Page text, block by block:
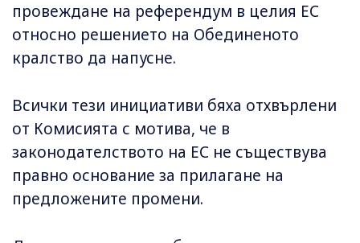
провеждане на референдум в целия ЕС
относно решението на Обединеното
кралство да напусне.
Всички тези инициативи бяха отхвърлени
от Комисията с мотива, че в
законодателството на ЕС не съществува
правно основание за прилагане на
предложените промени.